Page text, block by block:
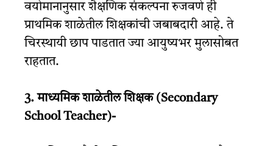
वयोमानानुसार शैक्षणिक संकल्पना रुजवणे ही
प्राथमिक शाळेतील शिक्षकांची जबाबदारी आहे. ते
चिरस्थायी छाप पाडतात ज्या आयुष्यभर मुलासोबत
राहतात.
3. माध्यमिक शाळेतील शिक्षक (Secondary
School Teacher)-